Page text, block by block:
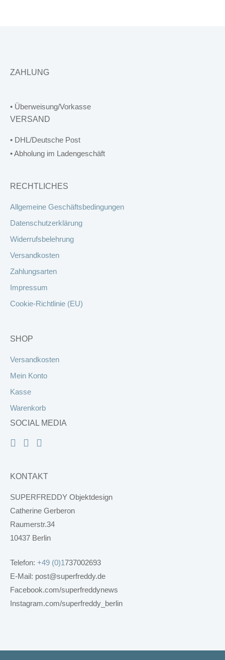
ZAHLUNG
• Überweisung/Vorkasse
VERSAND
• DHL/Deutsche Post
• Abholung im Ladengeschäft
RECHTLICHES
Allgemeine Geschäftsbedingungen
Datenschutzerklärung
Widerrufsbelehrung
Versandkosten
Zahlungsarten
Impressum
Cookie-Richtlinie (EU)
SHOP
Versandkosten
Mein Konto
Kasse
Warenkorb
SOCIAL MEDIA
KONTAKT
SUPERFREDDY Objektdesign
Catherine Gerberon
Raumerstr.34
10437 Berlin
Telefon: +49 (0)1737002693
E-Mail: post@superfreddy.de
Facebook.com/superfreddynews
Instagram.com/superfreddy_berlin